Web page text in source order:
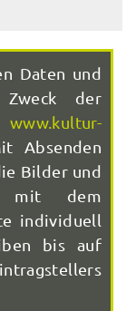
Daten und
der
www.kultur-
Absenden
Bilder und
mit dem
individuell
bis auf